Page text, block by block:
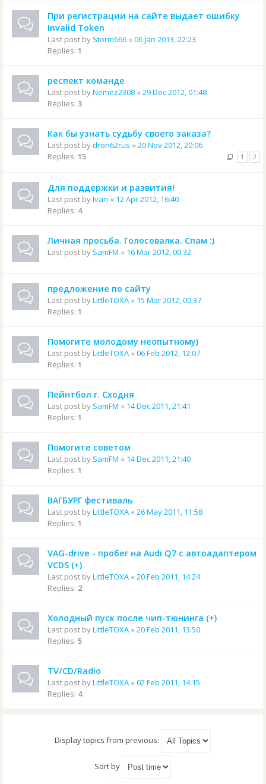
При регистрации на сайте выдает ошибку
Invalid Token
Last post by Storm666 « 06 Jan 2013, 22:23
Replies: 1
респект команде
Last post byNemez2308 « 29 Dec 2012, 01:48
Replies: 3
Как бы узнать судьбу своего заказа?
Last post bydron62rus « 20 Nov 2012, 20:06
Replies: 15 1 2
Для поддержки и развития!
Last post byIvan « 12 Apr 2012, 16:40
Replies: 4
Личная просьба. Голосовалка. Спам :)
Last post by SamFM « 16 Mar 2012, 00:32
предложение по сайту
Last post byLittleTOXA « 15 Mar 2012, 00:37
Replies: 1
Помогите молодому неопытному)
Last post byLittleTOXA « 06 Feb 2012, 12:07
Replies: 1
Пейнтбол г. Сходня
Last post by SamFM « 14 Dec 2011, 21:41
Replies: 1
Помогите советом
Last post by SamFM « 14 Dec 2011, 21:40
Replies: 1
ВАГБУРГ фестиваль
Last post byLittleTOXA « 26 May 2011, 11:58
Replies: 1
VAG-drive - пробег на Audi Q7 с автоадаптером
VCDS (+)
Last post byLittleTOXA « 20 Feb 2011, 14:24
Replies: 2
Холодный пуск после чип-тюнинга (+)
Last post byLittleTOXA « 20 Feb 2011, 13:50
Replies: 5
TV/CD/Radio
Last post byLittleTOXA « 02 Feb 2011, 14:15
Replies: 4
Display topics from previous:
Sort by